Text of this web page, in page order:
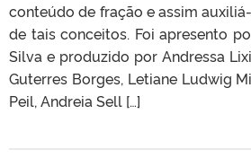
conteúdo de fração e assim
de tais conceitos. Foi apresento
Silva e produzido por Andressa
Guterres Borges, Letiane Ludwig
Peil, Andreia Sell […]